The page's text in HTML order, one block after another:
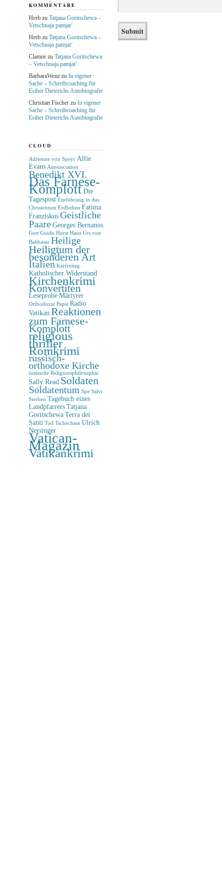
KOMMENTARE
Herbzu Tatjana Goritschewa –
Vetschnaja pamjat‘
Herbzu Tatjana Goritschewa –
Vetschnaja pamjat‘
Clamorzu Tatjana Goritschewa
– Vetschnaja pamjat‘
BarbaraWenzzu In eigener
Sache – Schreibcoaching für
Esther Dieterichs Autobiografie
Christian Fischerzu In eigener
Sache – Schreibcoaching für
Esther Dieterichs Autobiografie
CLOUD
Adrienne von Speyr Alfie
Evans Annunciation
Benedikt XVI.
Das Farnese-
Komplott Die
Tagespost Einführung in das
Christentum Erdbeben Fatima
Franziskus Geistliche
Paare Georges Bernanos
Gott Guido Horst Hans Urs von
Balthasar Heilige
Heiligtum der
besonderen Art
Italien Karfreitag
Katholischer Widerstand
Kirchenkrimi
Konvertiten
Leseprobe Märtyrer
Orthodoxie Papst Radio
Vatikan Reaktionen
zum Farnese-
Komplott
religious
thriller
Romkrimi
russisch-
orthodoxe Kirche
russische Religionsphilosophie
Sally Read Soldaten
Soldatentum Spe Salvi
Sterben Tagebuch eines
Landpfarrers Tatjana
Goritschewa Terra dei
Santi Tod Tschechien Ulrich
Nersinger
Vatican-
Magazin
Vatikankrimi